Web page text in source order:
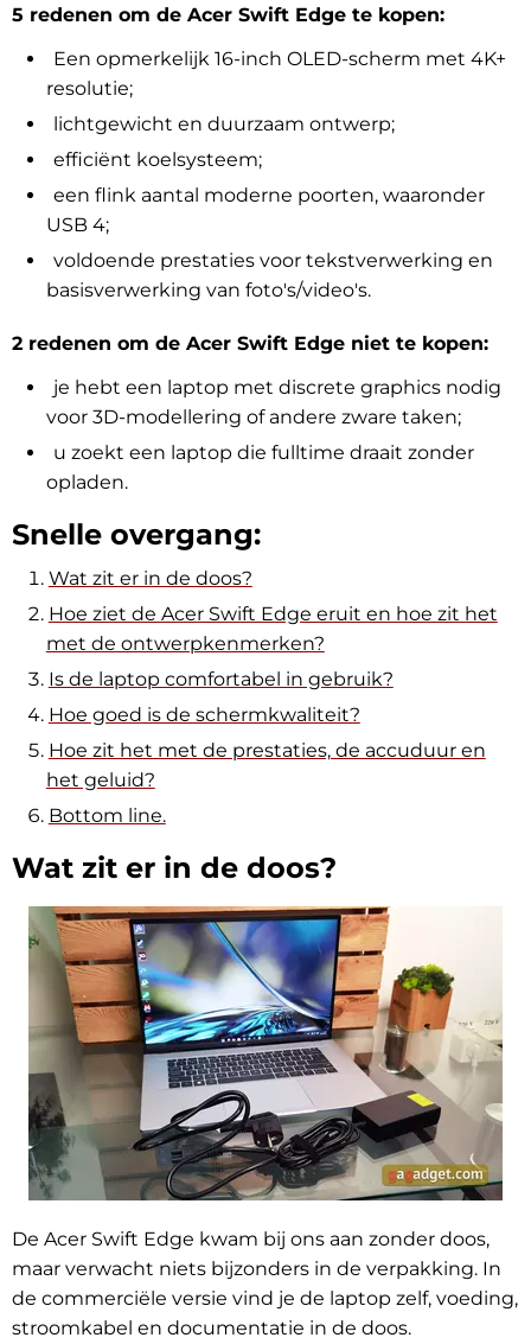
5 redenen om de Acer Swift Edge te kopen:
Een opmerkelijk 16-inch OLED-scherm met 4K+
resolutie;
lichtgewicht en duurzaam ontwerp;
efficiënt koelsysteem;
een flink aantal moderne poorten, waaronder
USB 4;
voldoende prestaties voor tekstverwerking en
basisverwerking van foto's/video's.
2 redenen om de Acer Swift Edge niet te kopen:
je hebt een laptop met discrete graphics nodig
voor 3D-modellering of andere zware taken;
u zoekt een laptop die fulltime draait zonder
opladen.
Snelle overgang:
Wat zit er in de doos?
Hoe ziet de Acer Swift Edge eruit en hoe zit het
met de ontwerpkenmerken?
Is de laptop comfortabel in gebruik?
Hoe goed is de schermkwaliteit?
Hoe zit het met de prestaties, de accuduur en
het geluid?
Bottom line.
Wat zit er in de doos?
De Acer Swift Edge kwam bij ons aan zonder doos,
maar verwacht niets bijzonders in de verpakking. In
de commerciële versie vind je de laptop zelf, voeding,
stroomkabel en documentatie in de doos.